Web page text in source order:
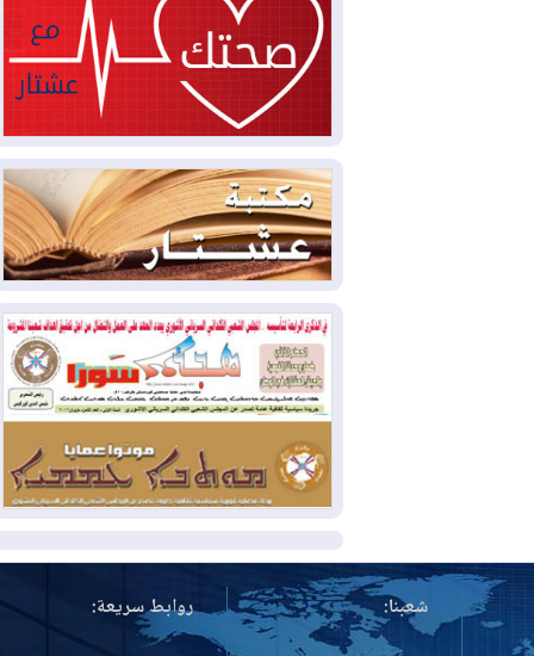
2026-08-03
العراق يؤكد مجدداً التزامه
بمنع الهجمات على الدول المجاورة
2026-08-03
العجز والاقتراض يطوقان
المالية العراقية.. اقتراض يتجاوز 3 تريليونات
دينار!
2026-08-03كوبا تغرق في الظلام مجددا
وانهيار الشبكة الكهربائية
2026-08-03
أوامر بإجلاء 60 ألف شخص
بسبب الحرائق في ولاية واشنطن
2026-08-02
مشروع "حسابي" يُمهل
الموظفين حتى نهاية أغسطس لاستلام
بطاقاتهم المصرفية
2026-08-02دمشق وعمّان تحذران بغداد:
أي هجوم من أراضي العراق سيواجه برد
المزيد
شعبنا: روابط سريعة: